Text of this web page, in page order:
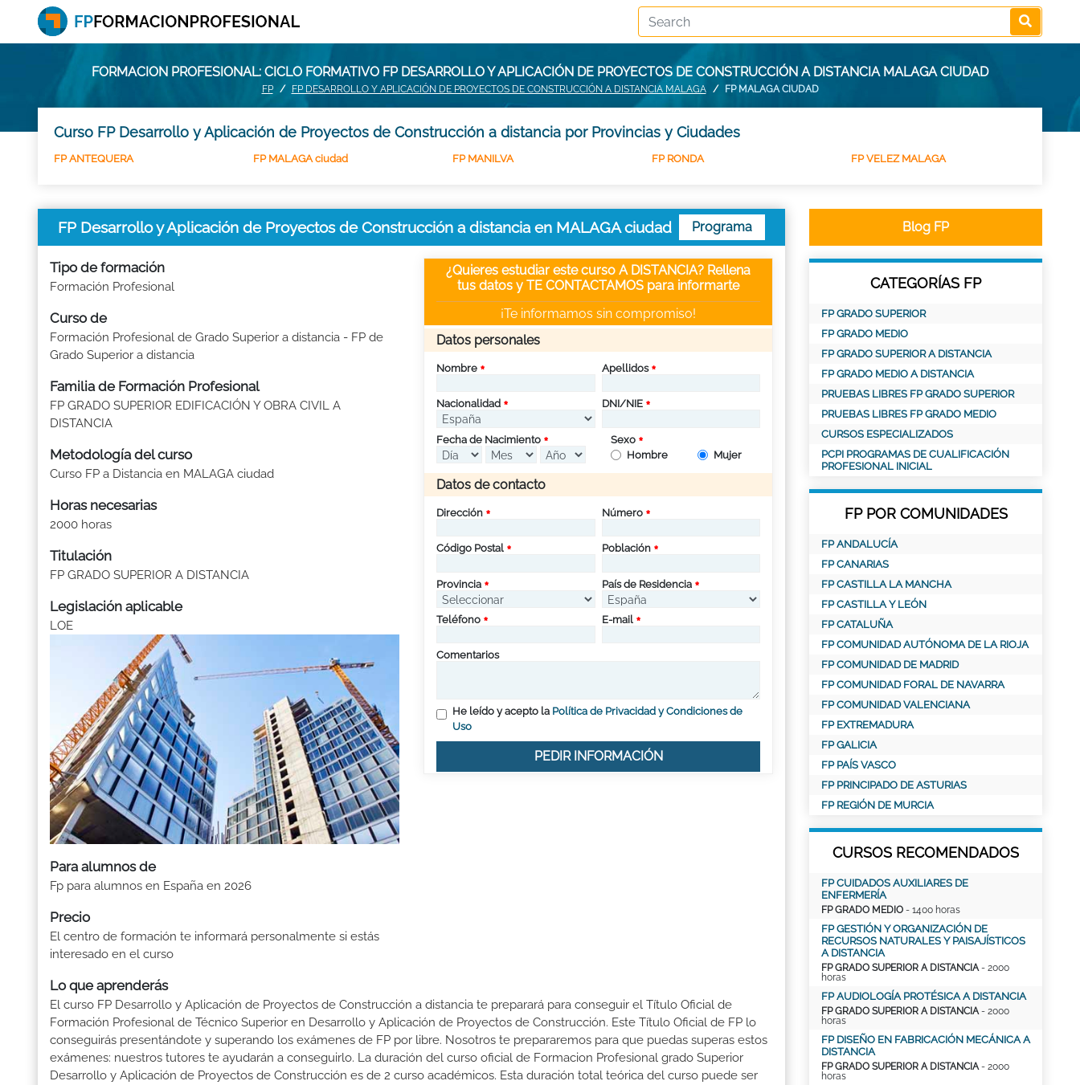
FORMACION PROFESIONAL: CICLO FORMATIVO FP DESARROLLO Y APLICACIÓN DE PROYECTOS DE CONSTRUCCIÓN A DISTANCIA MALAGA CIUDAD
FP FP DESARROLLO Y APLICACIÓN DE PROYECTOS DE CONSTRUCCIÓN A DISTANCIA MALAGA FP MALAGA CIUDAD
Curso FP Desarrollo y Aplicación de Proyectos de Construcción a distancia por Provincias y Ciudades
FP ANTEQUERA FP MALAGA ciudad FP MANILVA FP RONDA FP VELEZ MALAGA
FP Desarrollo y Aplicación de Proyectos de Construcción a distancia en MALAGA ciudad Programa
Tipo de formación
Formación Profesional
Curso de
Formación Profesional de Grado Superior a distancia - FP de
Grado Superior a distancia
Familia de Formación Profesional
FP GRADO SUPERIOR EDIFICACIÓN Y OBRA CIVIL A
DISTANCIA
Metodología del curso
Curso FP a Distancia en MALAGA ciudad
Horas necesarias
2000 horas
Titulación
FP GRADO SUPERIOR A DISTANCIA
Legislación aplicable
LOE
Para alumnos de
Fp para alumnos en España en 2026
Precio
El centro de formación te informará personalmente si estás
interesado en el curso
¿Quieres estudiar este curso A DISTANCIA? Rellena
tus datos y TE CONTACTAMOS para informarte
¡Te informamos sin compromiso!
Datos personales
Nombre Apellidos
Nacionalidad DNI/NIE
Fecha de Nacimiento
Sexo
Hombre
Mujer
Datos de contacto
Dirección Número
Código Postal Población
Provincia País de Residencia
Teléfono E-mail
Comentarios
He leído y acepto la Política de Privacidad y Condiciones de
Uso
PEDIR INFORMACIÓN
Lo que aprenderás
El curso FP Desarrollo y Aplicación de Proyectos de Construcción a distancia te preparará para conseguir el Título Oficial de
Formación Profesional de Técnico Superior en Desarrollo y Aplicación de Proyectos de Construcción. Este Título Oficial de FP lo
conseguirás presentándote y superando los exámenes de FP por libre. Nosotros te prepararemos para que puedas superas estos
exámenes: nuestros tutores te ayudarán a conseguirlo. La duración del curso oficial de Formacion Profesional grado Superior
Desarrollo y Aplicación de Proyectos de Construcción es de 2 curso académicos. Esta duración total teórica del curso puede ser
Blog FP
CATEGORÍAS FP
FP GRADO SUPERIOR
FP GRADO MEDIO
FP GRADO SUPERIOR A DISTANCIA
FP GRADO MEDIO A DISTANCIA
PRUEBAS LIBRES FP GRADO SUPERIOR
PRUEBAS LIBRES FP GRADO MEDIO
CURSOS ESPECIALIZADOS
PCPI PROGRAMAS DE CUALIFICACIÓN
PROFESIONAL INICIAL
FP POR COMUNIDADES
FP ANDALUCÍA
FP CANARIAS
FP CASTILLA LA MANCHA
FP CASTILLA Y LEÓN
FP CATALUÑA
FP COMUNIDAD AUTÓNOMA DE LA RIOJA
FP COMUNIDAD DE MADRID
FP COMUNIDAD FORAL DE NAVARRA
FP COMUNIDAD VALENCIANA
FP EXTREMADURA
FP GALICIA
FP PAÍS VASCO
FP PRINCIPADO DE ASTURIAS
FP REGIÓN DE MURCIA
CURSOS RECOMENDADOS
FP CUIDADOS AUXILIARES DE
ENFERMERÍA
FP GRADO MEDIO - 1400 horas
FP GESTIÓN Y ORGANIZACIÓN DE
RECURSOS NATURALES Y PAISAJÍSTICOS
A DISTANCIA
FP GRADO SUPERIOR A DISTANCIA- 2000
horas
FP AUDIOLOGÍA PROTÉSICA A DISTANCIA
FP GRADO SUPERIOR A DISTANCIA- 2000
horas
FP DISEÑO EN FABRICACIÓN MECÁNICA A
DISTANCIA
FP GRADO SUPERIOR A DISTANCIA- 2000
horas